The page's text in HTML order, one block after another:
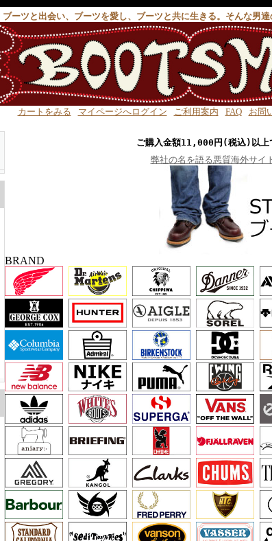
ブーツと出会い、ブーツを愛し、ブーツと共に生きる。そんな男達
カートをみる マイページへログイン ご利用案内 FAQ お問
ご購入金額11,000円(税込)以上
弊社の名を語る悪質海外サイ
BRAND